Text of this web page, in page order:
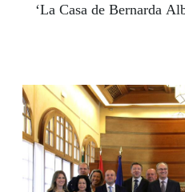
‘La Casa de Bernarda
toques de humor en
que creó el poeta de